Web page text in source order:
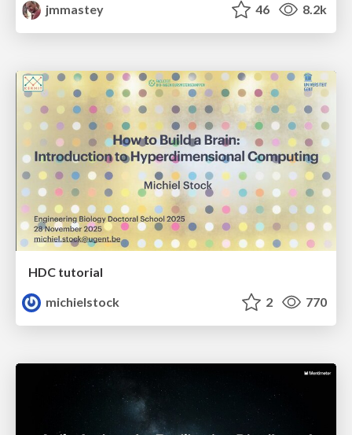
jmmastey
46 8.2k
HDC tutorial
michielstock
2 770